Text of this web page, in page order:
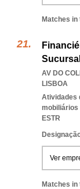
Matches
AV DO
LISBOA
Atividades
mobiliários
ESTR
Ver
Matches